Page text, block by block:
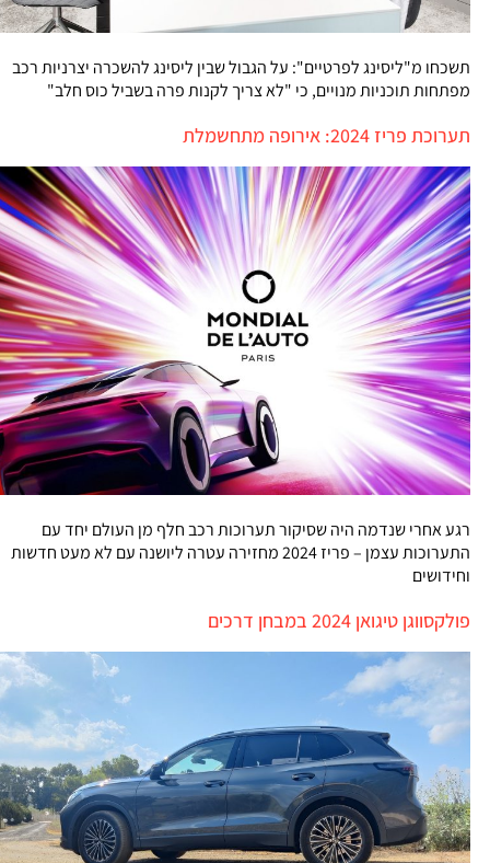
תשכחו מ"ליסינג לפרטיים": על הגבול שבין ליסינג להשכרה יצרניות רכב
מפתחות תוכניות מנויים, כי "לא צריך לקנות פרה בשביל כוס חלב"
תערוכת פריז 2024: אירופה מתחשמלת
רגע אחרי שנדמה היה שסיקור תערוכות רכב חלף מן העולם יחד עם
התערוכות עצמן – פריז 2024 מחזירה עטרה ליושנה עם לא מעט חדשות
וחידושים
פולקסווגן טיגואן 2024 במבחן דרכים